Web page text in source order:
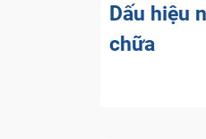
Dấu hiệu
chữa
Vì màn hình